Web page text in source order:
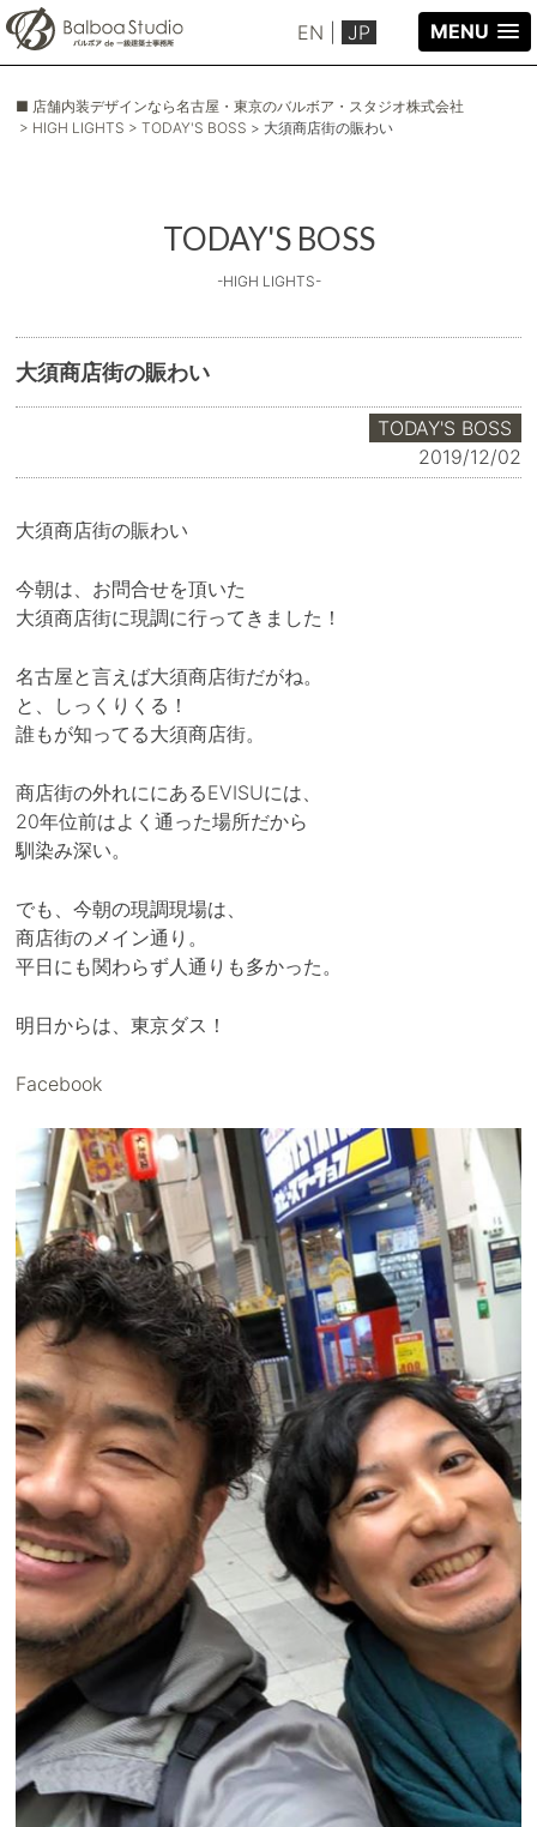
EN JP MENU
■ 店舗内装デザインなら名古屋・東京のバルボア・スタジオ株式会社
> HIGH LIGHTS > TODAY'S BOSS > 大須商店街の賑わい
TODAY'S BOSS
-HIGH LIGHTS-
大須商店街の賑わい
TODAY'S BOSS
2019/12/02
大須商店街の賑わい
今朝は、お問合せを頂いた
大須商店街に現調に行ってきました！
名古屋と言えば大須商店街だがね。
と、しっくりくる！
誰もが知ってる大須商店街。
商店街の外れににあるEVISUには、
20年位前はよく通った場所だから
馴染み深い。
でも、今朝の現調現場は、
商店街のメイン通り。
平日にも関わらず人通りも多かった。
明日からは、東京ダス！
Facebook